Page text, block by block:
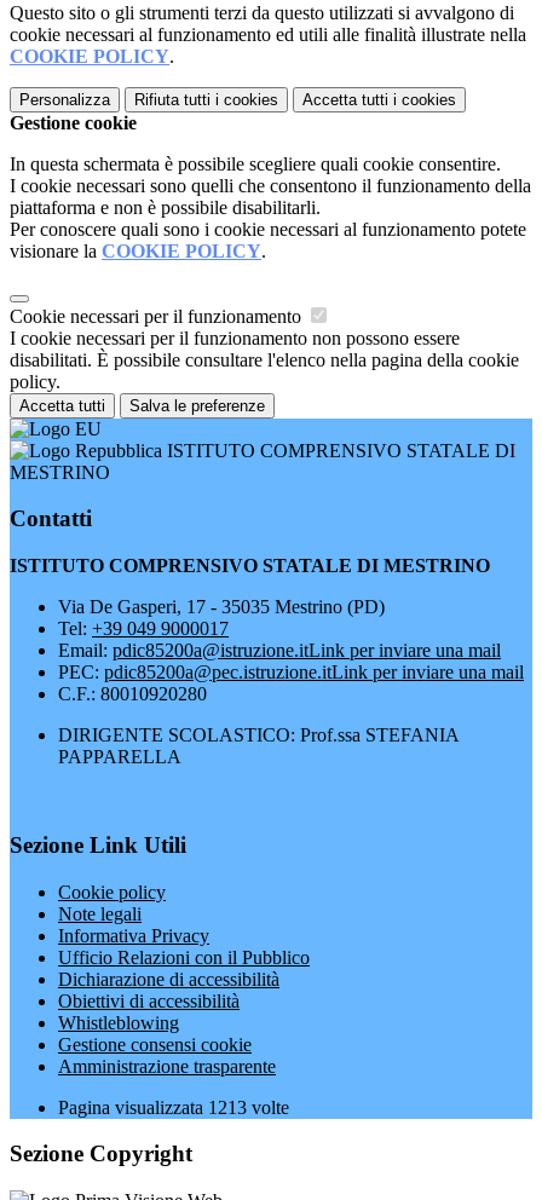
Questo sito o gli strumenti terzi da questo utilizzati si avvalgono di
cookie necessari al funzionamento ed utili alle finalità illustrate nella
COOKIE POLICY.
Personalizza Rifiuta tutti i cookies Accetta tutti i cookies
Gestione cookie
In questa schermata è possibile scegliere quali cookie consentire.
I cookie necessari sono quelli che consentono il funzionamento della
piattaforma e non è possibile disabilitarli.
Per conoscere quali sono i cookie necessari al funzionamento potete
visionare la COOKIE POLICY.
Cookie necessari per il funzionamento
I cookie necessari per il funzionamento non possono essere
disabilitati. È possibile consultare l'elenco nella pagina della cookie
policy.
Accetta tutti Salva le preferenze
ISTITUTO COMPRENSIVO STATALE DI
MESTRINO
Contatti
ISTITUTO COMPRENSIVO STATALE DI MESTRINO
Via De Gasperi, 17 - 35035 Mestrino (PD)
Tel: +39 049 9000017
Email: pdic85200a@istruzione.itLink per inviare una mail
PEC: pdic85200a@pec.istruzione.itLink per inviare una mail
C.F.: 80010920280
DIRIGENTE SCOLASTICO: Prof.ssa STEFANIA
PAPPARELLA
Sezione Link Utili
Cookie policy
Note legali
Informativa Privacy
Ufficio Relazioni con il Pubblico
Dichiarazione di accessibilità
Obiettivi di accessibilità
Whistleblowing
Gestione consensi cookie
Amministrazione trasparente
Pagina visualizzata 1213 volte
Sezione Copyright